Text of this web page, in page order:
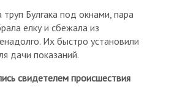
труп Булгака под окнами, пара
елку и сбежала из
Их быстро установили
дачи показаний.
свидетелем происшествия